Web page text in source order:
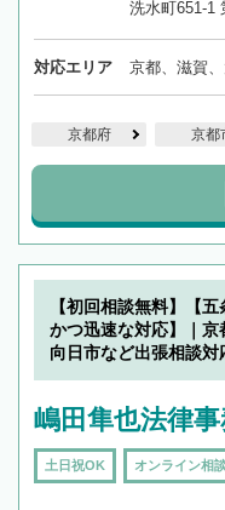
洗水町651-1
対応エリア 京都、滋賀
京都府 京都
【初回相談無料】【
かつ迅速な対応】｜京
向日市など出張相談対
嶋田隼也法律
土日祝OK オンライン相